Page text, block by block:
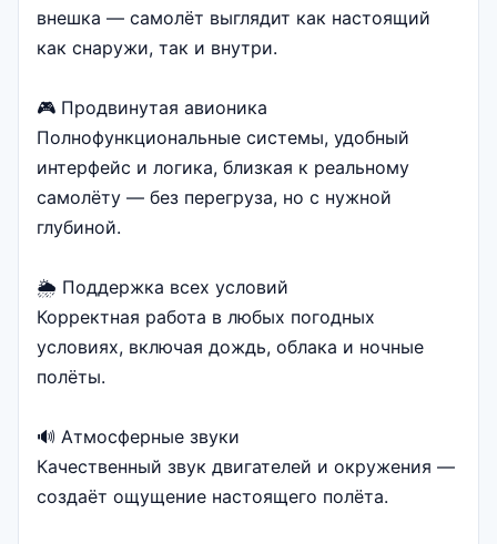
внешка — самолёт выглядит как настоящий
как снаружи, так и внутри.
🎮 Продвинутая авионика
Полнофункциональные системы, удобный
интерфейс и логика, близкая к реальному
самолёту — без перегруза, но с нужной
глубиной.
🌦 Поддержка всех условий
Корректная работа в любых погодных
условиях, включая дождь, облака и ночные
полёты.
🔊 Атмосферные звуки
Качественный звук двигателей и окружения —
создаёт ощущение настоящего полёта.